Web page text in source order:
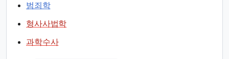
범죄학
형사사법학
과학수사